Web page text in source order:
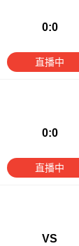
0:0
直播中
0:0
直播中
VS